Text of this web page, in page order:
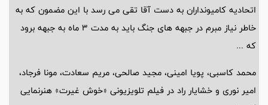
اتحادیه کامیونداران به دست آقا تقی می رسد با این مضمون که به
خاطر نیاز مبرم در جبهه های جنگ باید به مدت 3 ماه به جبهه برود
که ...
محمد کاسبی، پویا امینی، مجید صالحی، مریم سعادت، مونا فرجاد،
امیر نوری و خشایار راد در فیلم تلویزیونی «خوش غیرت» هنرنمایی